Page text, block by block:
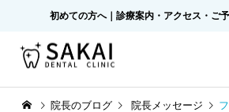
初めての方へ｜診療案内・アクセス・ご
院長のブログ 院長メッセージ フッ